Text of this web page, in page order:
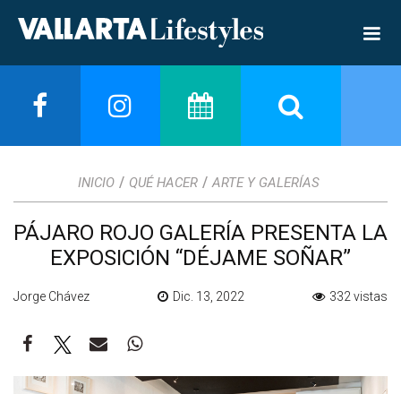
INICIO / QUÉ HACER / ARTE Y GALERÍAS
PÁJARO ROJO GALERÍA PRESENTA LA
EXPOSICIÓN “DÉJAME SOÑAR”
Jorge Chávez Dic. 13, 2022 332 vistas